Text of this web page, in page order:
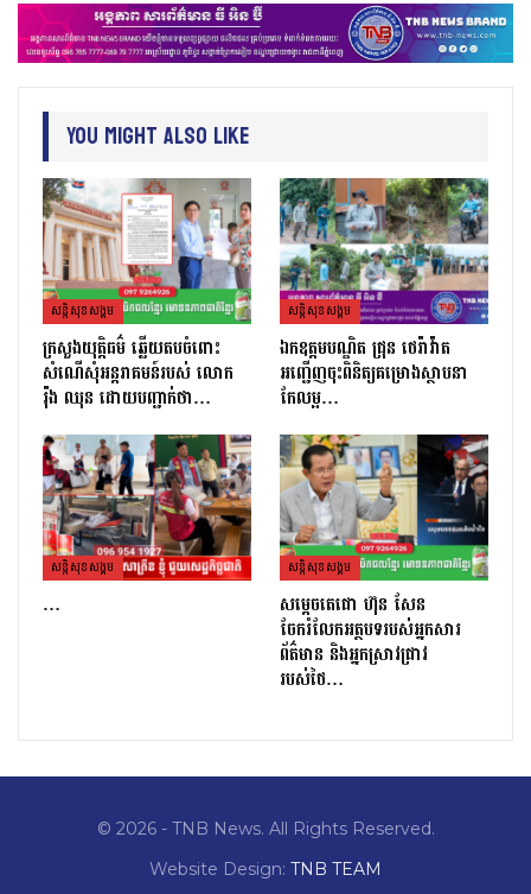
You Might Also Like
សន្តិសុខសង្គម
ក្រសួងយុត្តិធម៌ ឆ្លើយតបចំពោះ
សំណើសុំអន្តរាគមន៍របស់ លោក
រ៉ុង ឈុន ដោយបញ្ជាក់ថា…
សន្តិសុខសង្គម
ឯកឧត្តមបណ្ឌិត ជ្រុន ថេរ៉ាវ៉ាត
អញ្ជើញចុះពិនិត្យគម្រោងស្ថាបនា
កែលម្អ…
សន្តិសុខសង្គម
…
សន្តិសុខសង្គម
សម្តេចតេជោ ហ៊ុន សែន
ចែករំលែកអត្ថបទរបស់អ្នកសារ
ព័ត៌មាន និងអ្នកស្រាវជ្រាវ
របស់ថៃ…
© 2026 - TNB News. All Rights Reserved.
Website Design: TNB TEAM